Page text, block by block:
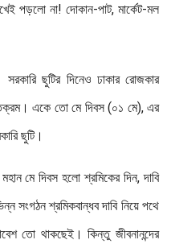
পড়লো না! দোকান-পাট, ‍মার্কেট-মল
ছুটির দিনেও ঢাকার রোজকার
একে তো মে দিবস (০১ মে), এর
ছুটি।
মে দিবস হলো শ্রমিকের দিন, দাবি
সংগঠন শ্রমিকবান্ধব দাবি নিয়ে পথে
তো থাকছেই। কিন্তু জীবনানন্দের